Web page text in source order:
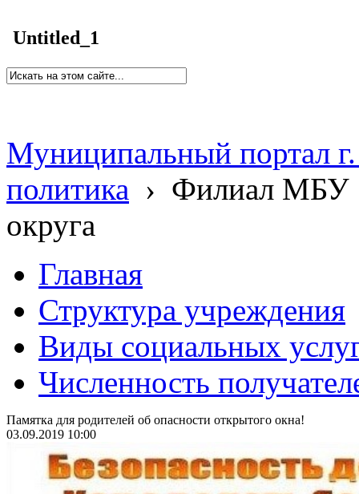
Untitled_1
Муниципальный портал
политика › Филиал МБУ
округа
Главная
Структура учреждения
Виды социальных
Численность
Памятка для родителей об опасности открытого окна!
03.09.2019 10:00